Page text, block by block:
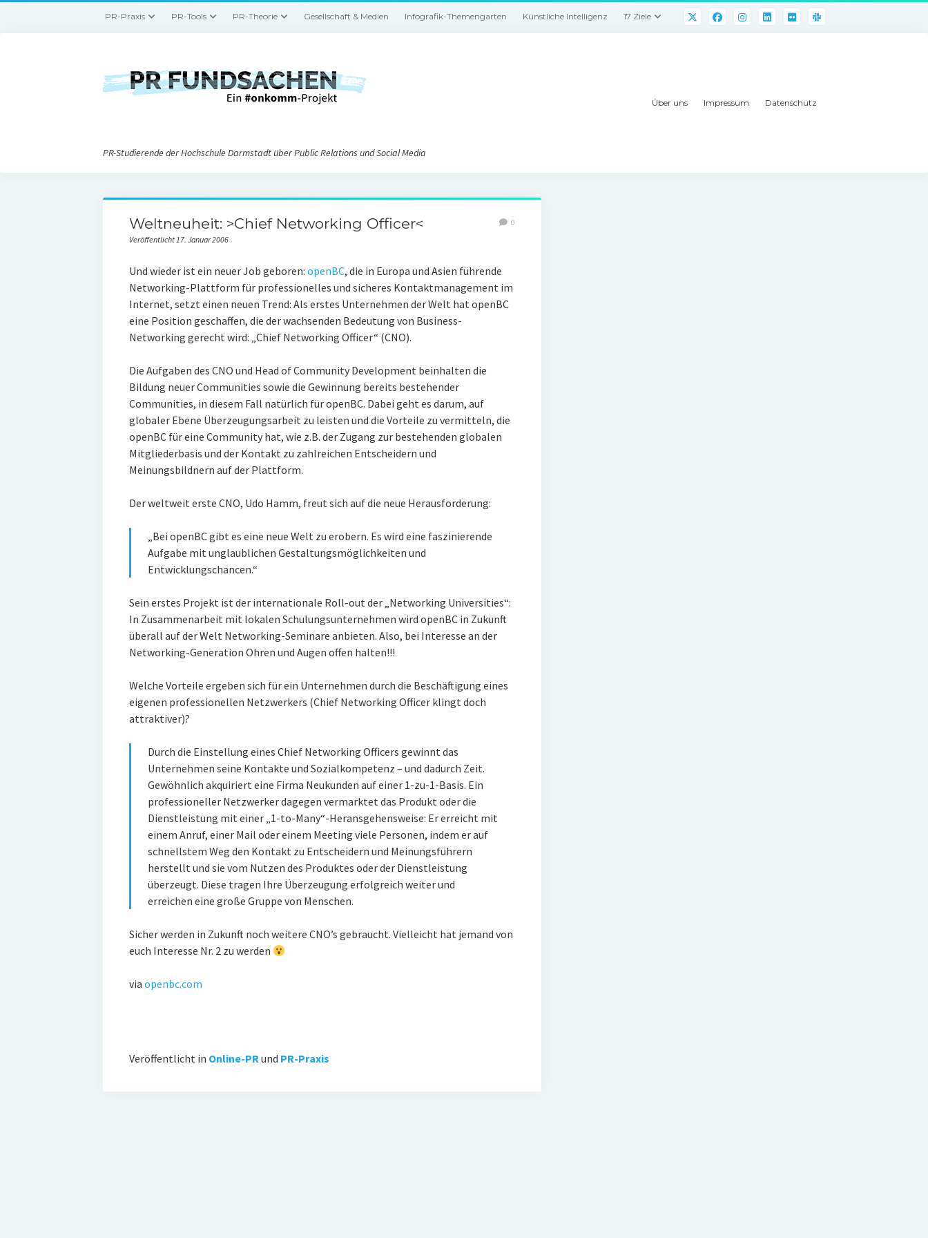
PR-Praxis PR-Tools PR-Theorie Gesellschaft & Medien Infografik-Themengarten Künstliche Intelligenz 17 Ziele
PR-Studierende der Hochschule Darmstadt über Public Relations und Social Media
Über uns Impressum Datenschutz
Weltneuheit: >Chief Networking Officer<
Veröffentlicht 17. Januar 2006
0
Und wieder ist ein neuer Job geboren: openBC, die in Europa und Asien führende
Networking-Plattform für professionelles und sicheres Kontaktmanagement im
Internet, setzt einen neuen Trend: Als erstes Unternehmen der Welt hat openBC
eine Position geschaffen, die der wachsenden Bedeutung von Business-
Networking gerecht wird: „Chief Networking Officer“ (CNO).
Die Aufgaben des CNO und Head of Community Development beinhalten die
Bildung neuer Communities sowie die Gewinnung bereits bestehender
Communities, in diesem Fall natürlich für openBC. Dabei geht es darum, auf
globaler Ebene Überzeugungsarbeit zu leisten und die Vorteile zu vermitteln, die
openBC für eine Community hat, wie z.B. der Zugang zur bestehenden globalen
Mitgliederbasis und der Kontakt zu zahlreichen Entscheidern und
Meinungsbildnern auf der Plattform.
Der weltweit erste CNO, Udo Hamm, freut sich auf die neue Herausforderung:
„Bei openBC gibt es eine neue Welt zu erobern. Es wird eine faszinierende
Aufgabe mit unglaublichen Gestaltungsmöglichkeiten und
Entwicklungschancen.“
Sein erstes Projekt ist der internationale Roll-out der „Networking Universities“:
In Zusammenarbeit mit lokalen Schulungsunternehmen wird openBC in Zukunft
überall auf der Welt Networking-Seminare anbieten. Also, bei Interesse an der
Networking-Generation Ohren und Augen offen halten!!!
Welche Vorteile ergeben sich für ein Unternehmen durch die Beschäftigung eines
eigenen professionellen Netzwerkers (Chief Networking Officer klingt doch
attraktiver)?
Durch die Einstellung eines Chief Networking Officers gewinnt das
Unternehmen seine Kontakte und Sozialkompetenz – und dadurch Zeit.
Gewöhnlich akquiriert eine Firma Neukunden auf einer 1-zu-1-Basis. Ein
professioneller Netzwerker dagegen vermarktet das Produkt oder die
Dienstleistung mit einer „1-to-Many“-Heransgehensweise: Er erreicht mit
einem Anruf, einer Mail oder einem Meeting viele Personen, indem er auf
schnellstem Weg den Kontakt zu Entscheidern und Meinungsführern
herstellt und sie vom Nutzen des Produktes oder der Dienstleistung
überzeugt. Diese tragen Ihre Überzeugung erfolgreich weiter und
erreichen eine große Gruppe von Menschen.
Sicher werden in Zukunft noch weitere CNO’s gebraucht. Vielleicht hat jemand von
euch Interesse Nr. 2 zu werden
via openbc.com
Veröffentlicht in Online-PRund PR-Praxis